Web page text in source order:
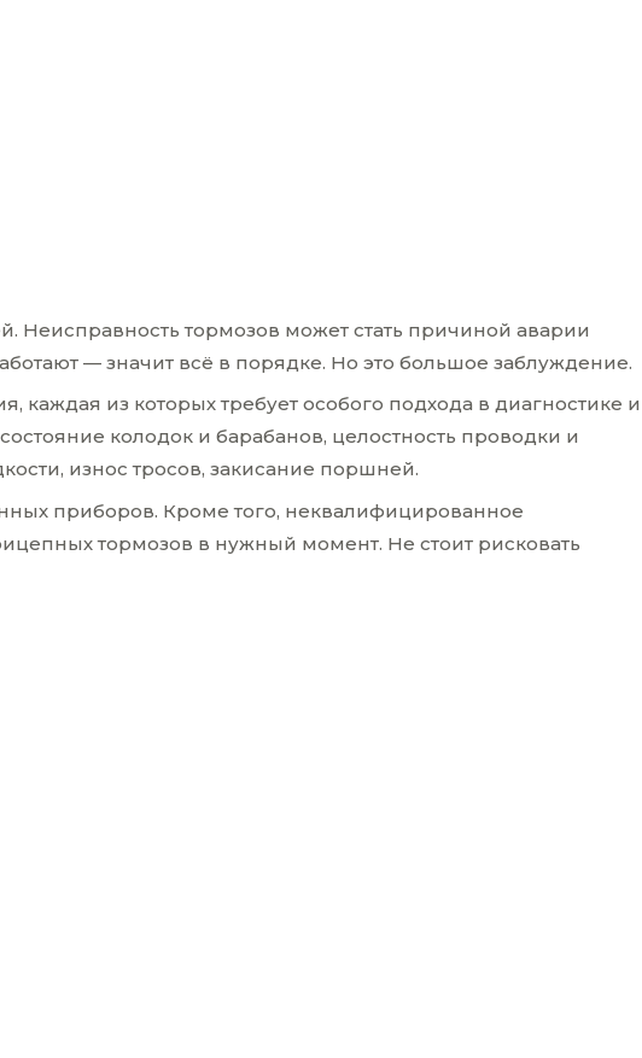
тормозов может стать причиной аварии
— значит всё в порядке. Но это большое заблуждение.
из которых требует особого подхода в диагностике и
колодок и барабанов, целостность проводки и
износ тросов, закисание поршней.
приборов. Кроме того, неквалифицированное
тормозов в нужный момент. Не стоит рисковать